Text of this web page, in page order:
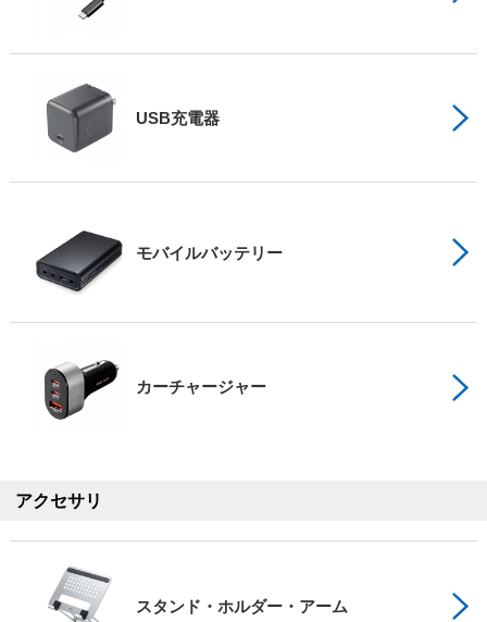
USB充電器
モバイルバッテリー
カーチャージャー
アクセサリ
スタンド・ホルダー・アーム